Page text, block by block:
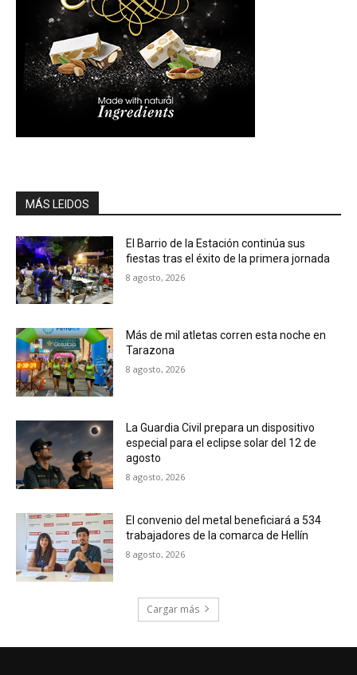
MÁS LEIDOS
El Barrio de la Estación continúa sus
fiestas tras el éxito de la primera jornada
8 agosto, 2026
Más de mil atletas corren esta noche en
Tarazona
8 agosto, 2026
La Guardia Civil prepara un dispositivo
especial para el eclipse solar del 12 de
agosto
8 agosto, 2026
El convenio del metal beneficiará a 534
trabajadores de la comarca de Hellín
8 agosto, 2026
Cargar más